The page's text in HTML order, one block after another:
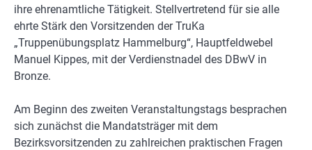
ihre ehrenamtliche Tätigkeit. Stellvertretend für sie alle
ehrte Stärk den Vorsitzenden der TruKa
„Truppenübungsplatz Hammelburg“, Hauptfeldwebel
Manuel Kippes, mit der Verdienstnadel des DBwV in
Bronze.
Am Beginn des zweiten Veranstaltungstags besprachen
sich zunächst die Mandatsträger mit dem
Bezirksvorsitzenden zu zahlreichen praktischen Fragen